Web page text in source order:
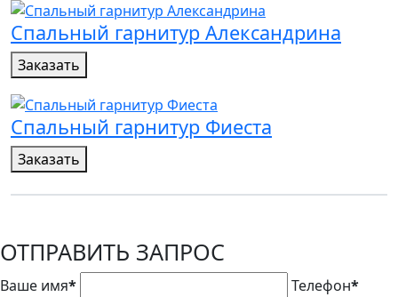
Спальный гарнитур Александрина
Заказать
Спальный гарнитур Фиеста
Заказать
ОТПРАВИТЬ ЗАПРОС
Ваше имя* Телефон*